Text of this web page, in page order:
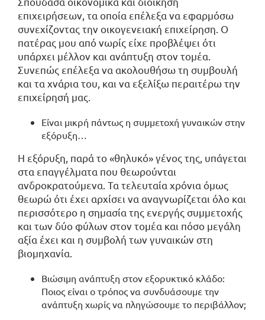
επιχειρήσεων, τα οποία επέλεξα να εφαρμόσω
συνεχίζοντας την οικογενειακή επιχείρηση. Ο
πατέρας μου από νωρίς είχε προβλέψει ότι
υπάρχει μέλλον και ανάπτυξη στον τομέα.
Συνεπώς επέλεξα να ακολουθήσω τη συμβουλή
και τα χνάρια του, και να εξελίξω περαιτέρω την
επιχείρησή μας.
Είναι μικρή πάντως η συμμετοχή γυναικών στην
εξόρυξη…
Η εξόρυξη, παρά το «θηλυκό» γένος της, υπάγεται
στα επαγγέλματα που θεωρούνται
ανδροκρατούμενα. Τα τελευταία χρόνια όμως
θεωρώ ότι έχει αρχίσει να αναγνωρίζεται όλο και
περισσότερο η σημασία της ενεργής συμμετοχής
και των δύο φύλων στον τομέα και πόσο μεγάλη
αξία έχει και η συμβολή των γυναικών στη
βιομηχανία.
Βιώσιμη ανάπτυξη στον εξορυκτικό κλάδο:
Ποιος είναι ο τρόπος να συνδυάσουμε την
ανάπτυξη χωρίς να πληγώσουμε το περιβάλλον;